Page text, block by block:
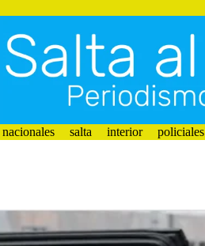
nacionales salta interior policiales